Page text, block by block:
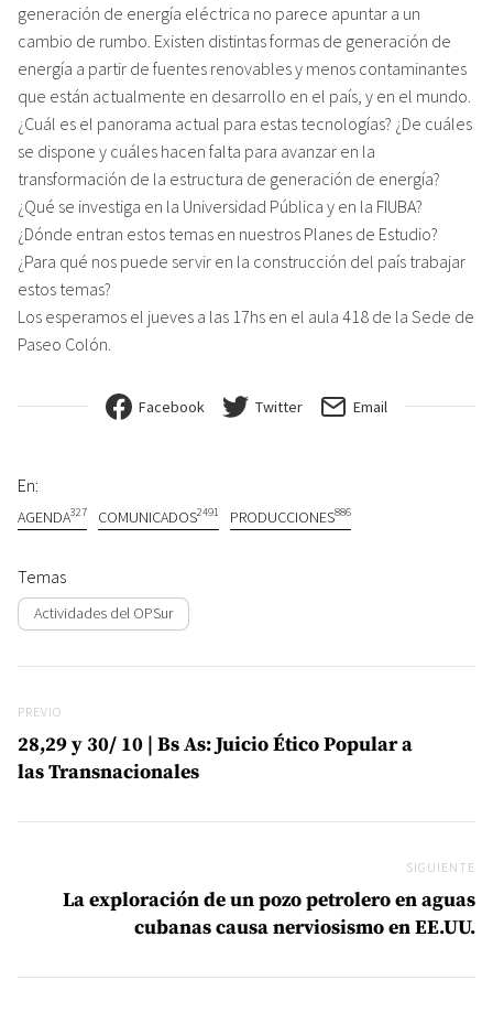
generación de energía eléctrica no parece apuntar a un
cambio de rumbo. Existen distintas formas de generación de
energía a partir de fuentes renovables y menos contaminantes
que están actualmente en desarrollo en el país, y en el mundo.
¿Cuál es el panorama actual para estas tecnologías? ¿De cuáles
se dispone y cuáles hacen falta para avanzar en la
transformación de la estructura de generación de energía?
¿Qué se investiga en la Universidad Pública y en la FIUBA?
¿Dónde entran estos temas en nuestros Planes de Estudio?
¿Para qué nos puede servir en la construcción del país trabajar
estos temas?
Los esperamos el jueves a las 17hs en el aula 418 de la Sede de
Paseo Colón.
Facebook Twitter Email
En:
AGENDA327 COMUNICADOS2491 PRODUCCIONES886
Temas
Actividades del OPSur
Previo
PREVIO
28,29 y 30/ 10 | Bs As: Juicio Ético Popular a
las Transnacionales
SIGUIENTE
La exploración de un pozo petrolero en aguas
cubanas causa nerviosismo en EE.UU.